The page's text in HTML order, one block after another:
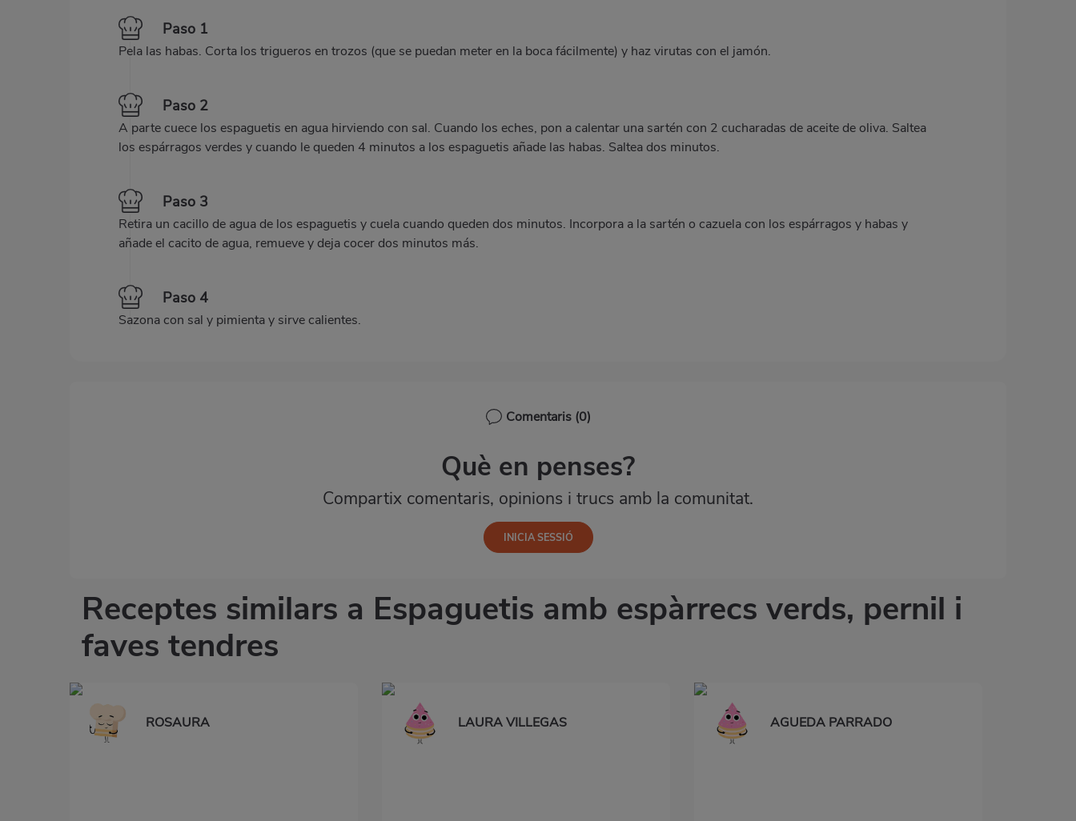
Paso 1
Pela las habas. Corta los trigueros en trozos (que se puedan meter en la boca fácilmente) y haz virutas con el jamón.
Paso 2
A parte cuece los espaguetis en agua hirviendo con sal. Cuando los eches, pon a calentar una sartén con 2 cucharadas de aceite de oliva. Saltea
los espárragos verdes y cuando le queden 4 minutos a los espaguetis añade las habas. Saltea dos minutos.
Paso 3
Retira un cacillo de agua de los espaguetis y cuela cuando queden dos minutos. Incorpora a la sartén o cazuela con los espárragos y habas y
añade el cacito de agua, remueve y deja cocer dos minutos más.
Paso 4
Sazona con sal y pimienta y sirve calientes.
Comentaris (0)
Què en penses?
Compartix comentaris, opinions i trucs amb la comunitat.
Receptes similars a Espaguetis amb espàrrecs verds, pernil i
faves tendres
ROSAURA LAURA VILLEGAS AGUEDA PARRADO